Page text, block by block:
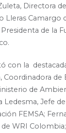
Directora
Lleras Camargo
de la
con la
Coordinadora de
de
Ledesma, Jefe
FEMSA;
WRI